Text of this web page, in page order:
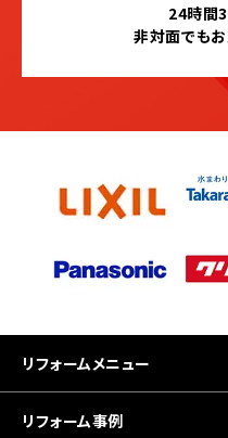
24時間
非対面でもお
リフォームメニュー
リフォーム事例